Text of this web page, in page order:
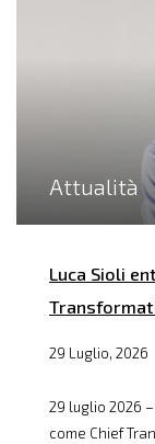
Attualità
Luca Sioli
29 Luglio, 2026
29 luglio 2026
come Chief